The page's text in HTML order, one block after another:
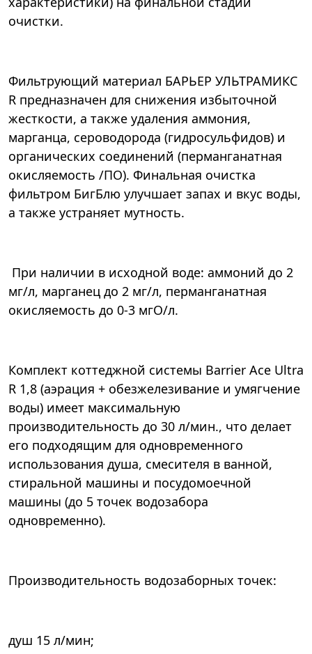
очистки.
Фильтрующий материал БАРЬЕР УЛЬТРАМИКС
R предназначен для снижения избыточной
жесткости, а также удаления аммония,
марганца, сероводорода (гидросульфидов) и
органических соединений (перманганатная
окисляемость /ПО). Финальная очистка
фильтром БигБлю улучшает запах и вкус воды,
а также устраняет мутность.
При наличии в исходной воде: аммоний до 2
мг/л, марганец до 2 мг/л, перманганатная
окисляемость до 0-3 мгО/л.
Комплект коттеджной системы Barrier Ace Ultra
R 1,8 (аэрация + обезжелезивание и умягчение
воды) имеет максимальную
производительность до 30 л/мин., что делает
его подходящим для одновременного
использования душа, смесителя в ванной,
стиральной машины и посудомоечной
машины (до 5 точек водозабора
одновременно).
Производительность водозаборных точек:
душ 15 л/мин;